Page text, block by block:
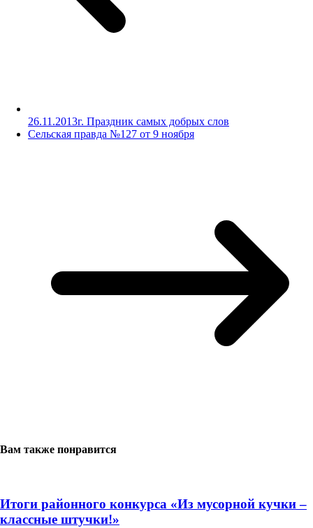
26.11.2013г. Праздник самых добрых слов
Сельская правда №127 от 9 ноября
Вам также понравится
Итоги районного конкурса «Из мусорной кучки –
классные штучки!»